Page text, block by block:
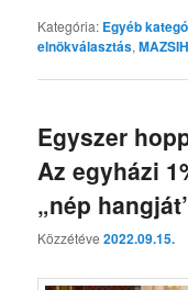
Kategória: Egyéb
elnökválasztás,
Egyszer
Az egyházi
„nép
Közzétéve2022.09.15.